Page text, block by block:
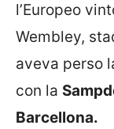
l’Europeo
Wembley,
aveva perso
con la
Barcellona.